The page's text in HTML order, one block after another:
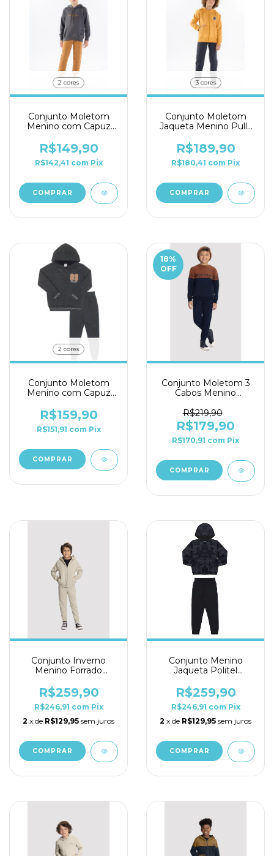
2 cores
Conjunto Moletom
Menino com Capuz
R$149,90
R$142,41 com Pix
COMPRAR
3 cores
Conjunto Moletom
Jaqueta Menino Pulla
R$189,90
R$180,41 com Pix
COMPRAR
2 cores
Conjunto Moletom
Menino com Capuz
R$159,90
R$151,91 com Pix
COMPRAR
18%
OFF
Conjunto Moletom 3
Cabos Menino
R$219,90
R$179,90
R$170,91 com Pix
COMPRAR
Conjunto Inverno
Menino Forrado
R$259,90
R$246,91 com Pix
2 x de R$129,95 sem juros
COMPRAR
Conjunto Menino
Jaqueta Politel
R$259,90
R$246,91 com Pix
2 x de R$129,95 sem juros
COMPRAR